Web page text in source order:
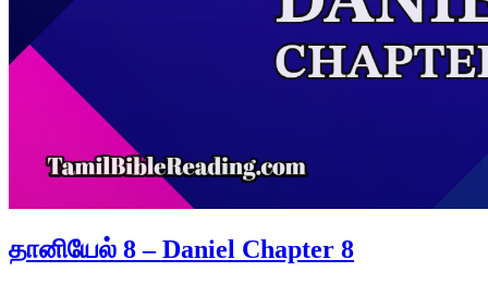
தானியேல் 8 – Daniel Chapter 8